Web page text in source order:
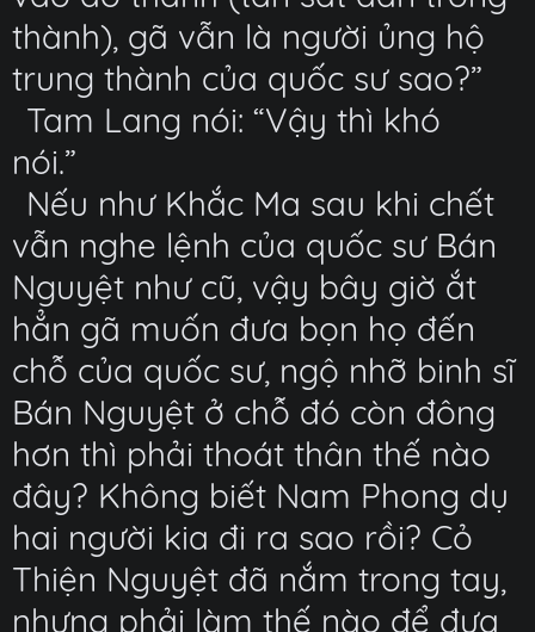
thành), gã vẫn là người ủng hộ
trung thành của quốc sư sao?”
Tam Lang nói: “Vậy thì khó
nói.”
Nếu như Khắc Ma sau khi chết
vẫn nghe lệnh của quốc sư Bán
Nguyệt như cũ, vậy bây giờ ắt
hẳn gã muốn đưa bọn họ đến
chỗ của quốc sư, ngộ nhỡ binh sĩ
Bán Nguyệt ở chỗ đó còn đông
hơn thì phải thoát thân thế nào
đây? Không biết Nam Phong dụ
hai người kia đi ra sao rồi? Cỏ
Thiện Nguyệt đã nắm trong tay,
nhưng phải làm thế nào để đưa